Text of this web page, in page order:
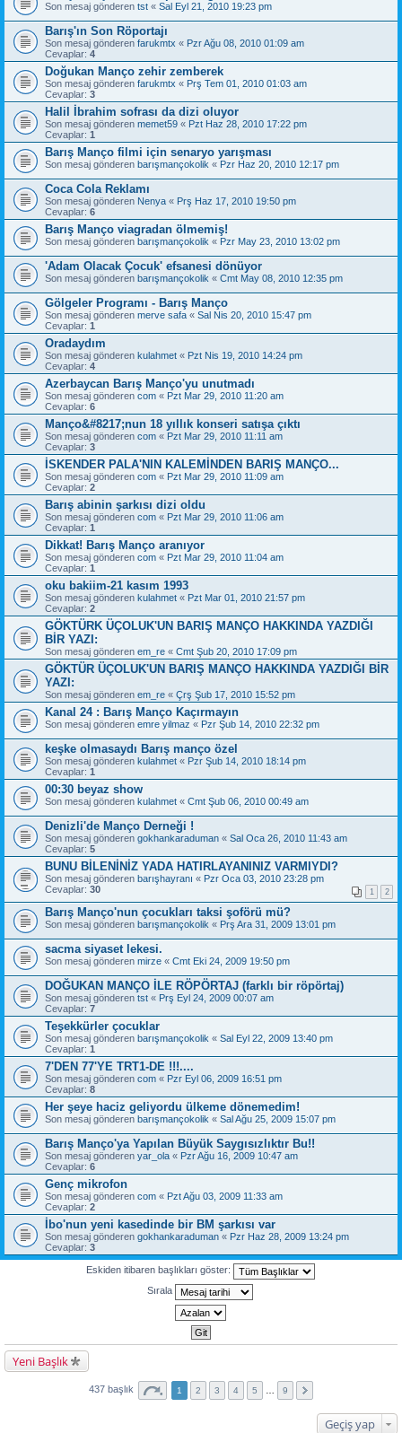
Son mesaj gönderen tst « Sal Eyl 21, 2010 19:23 pm
Barış'ın Son Röportajı
Son mesaj gönderen farukmtx « Pzr Ağu 08, 2010 01:09 am
Cevaplar: 4
Doğukan Manço zehir zemberek
Son mesaj gönderen farukmtx « Prş Tem 01, 2010 01:03 am
Cevaplar: 3
Halil İbrahim sofrası da dizi oluyor
Son mesaj gönderen memet59 « Pzt Haz 28, 2010 17:22 pm
Cevaplar: 1
Barış Manço filmi için senaryo yarışması
Son mesaj gönderen barışmançokolik « Pzr Haz 20, 2010 12:17 pm
Coca Cola Reklamı
Son mesaj gönderen Nenya « Prş Haz 17, 2010 19:50 pm
Cevaplar: 6
Barış Manço viagradan ölmemiş!
Son mesaj gönderen barışmançokolik « Pzr May 23, 2010 13:02 pm
'Adam Olacak Çocuk' efsanesi dönüyor
Son mesaj gönderen barışmançokolik « Cmt May 08, 2010 12:35 pm
Gölgeler Programı - Barış Manço
Son mesaj gönderen merve safa « Sal Nis 20, 2010 15:47 pm
Cevaplar: 1
Oradaydım
Son mesaj gönderen kulahmet « Pzt Nis 19, 2010 14:24 pm
Cevaplar: 4
Azerbaycan Barış Manço'yu unutmadı
Son mesaj gönderen com « Pzt Mar 29, 2010 11:20 am
Cevaplar: 6
Manço&#8217;nun 18 yıllık konseri satışa çıktı
Son mesaj gönderen com « Pzt Mar 29, 2010 11:11 am
Cevaplar: 3
İSKENDER PALA'NIN KALEMİNDEN BARIŞ MANÇO...
Son mesaj gönderen com « Pzt Mar 29, 2010 11:09 am
Cevaplar: 2
Barış abinin şarkısı dizi oldu
Son mesaj gönderen com « Pzt Mar 29, 2010 11:06 am
Cevaplar: 1
Dikkat! Barış Manço aranıyor
Son mesaj gönderen com « Pzt Mar 29, 2010 11:04 am
Cevaplar: 1
oku bakiim-21 kasım 1993
Son mesaj gönderen kulahmet « Pzt Mar 01, 2010 21:57 pm
Cevaplar: 2
GÖKTÜRK ÜÇOLUK'UN BARIŞ MANÇO HAKKINDA YAZDIĞI
BİR YAZI:
Son mesaj gönderen em_re « Cmt Şub 20, 2010 17:09 pm
GÖKTÜR ÜÇOLUK'UN BARIŞ MANÇO HAKKINDA YAZDIĞI BİR
YAZI:
Son mesaj gönderen em_re « Çrş Şub 17, 2010 15:52 pm
Kanal 24 : Barış Manço Kaçırmayın
Son mesaj gönderen emre yilmaz « Pzr Şub 14, 2010 22:32 pm
keşke olmasaydı Barış manço özel
Son mesaj gönderen kulahmet « Pzr Şub 14, 2010 18:14 pm
Cevaplar: 1
00:30 beyaz show
Son mesaj gönderen kulahmet « Cmt Şub 06, 2010 00:49 am
Denizli'de Manço Derneği !
Son mesaj gönderen gokhankaraduman « Sal Oca 26, 2010 11:43 am
Cevaplar: 5
BUNU BİLENİNİZ YADA HATIRLAYANINIZ VARMIYDI?
Son mesaj gönderen barışhayranı « Pzr Oca 03, 2010 23:28 pm
Cevaplar: 30 1 2
Barış Manço'nun çocukları taksi şoförü mü?
Son mesaj gönderen barışmançokolik « Prş Ara 31, 2009 13:01 pm
sacma siyaset lekesi.
Son mesaj gönderen mirze « Cmt Eki 24, 2009 19:50 pm
DOĞUKAN MANÇO İLE RÖPÖRTAJ (farklı bir röpörtaj)
Son mesaj gönderen tst « Prş Eyl 24, 2009 00:07 am
Cevaplar: 7
Teşekkürler çocuklar
Son mesaj gönderen barışmançokolik « Sal Eyl 22, 2009 13:40 pm
Cevaplar: 1
7'DEN 77'YE TRT1-DE !!!....
Son mesaj gönderen com « Pzr Eyl 06, 2009 16:51 pm
Cevaplar: 8
Her şeye haciz geliyordu ülkeme dönemedim!
Son mesaj gönderen barışmançokolik « Sal Ağu 25, 2009 15:07 pm
Barış Manço'ya Yapılan Büyük Saygısızlıktır Bu!!
Son mesaj gönderen yar_ola « Pzr Ağu 16, 2009 10:47 am
Cevaplar: 6
Genç mikrofon
Son mesaj gönderen com « Pzt Ağu 03, 2009 11:33 am
Cevaplar: 2
İbo'nun yeni kasedinde bir BM şarkısı var
Son mesaj gönderen gokhankaraduman « Pzr Haz 28, 2009 13:24 pm
Cevaplar: 3
Eskiden itibaren başlıkları göster:
Sırala
Yeni Başlık
437 başlık 1 2 3 4 5 9
Geçiş yap